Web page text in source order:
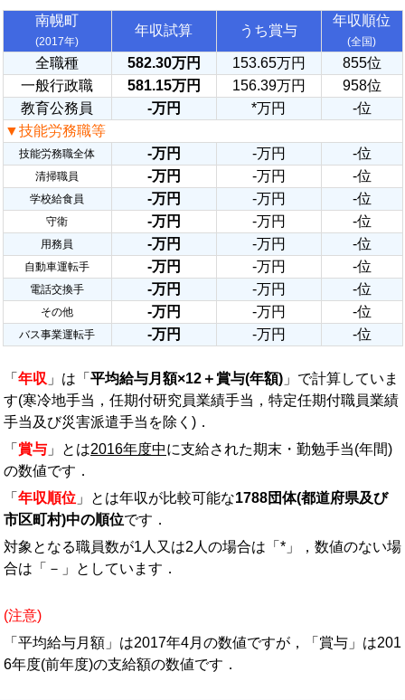
南幌町
(2017年)
年収試算 うち賞与
年収順位
(全国)
全職種 582.30万円 153.65万円
855位
一般行政職
581.15万円 156.39万円
958位
教育公務員
-万円 *万円
-位
▼技能労務職等
技能労務職全体 -万円 -万円 -位
清掃職員 -万円 -万円 -位
学校給食員 -万円 -万円 -位
守衛 -万円 -万円 -位
用務員 -万円 -万円 -位
自動車運転手 -万円 -万円 -位
電話交換手 -万円 -万円 -位
その他 -万円 -万円 -位
バス事業運転手 -万円 -万円 -位
「 年収 」は「 平均給与月額×12＋賞与(年額) 」で計算していま
す(寒冷地手当，任期付研究員業績手当，特定任期付職員業績
手当及び災害派遣手当を除く)．
「 賞与 」とは2016年度中に支給された期末・勤勉手当(年間)
の数値です．
「 年収順位 」とは年収が比較可能な1788団体(都道府県及び
市区町村)中の順位です．
対象となる職員数が1人又は2人の場合は「*」，数値のない場
合は「－」としています．
(注意)
「平均給与月額」は2017年4月の数値ですが，「賞与」は201
6年度(前年度)の支給額の数値です．